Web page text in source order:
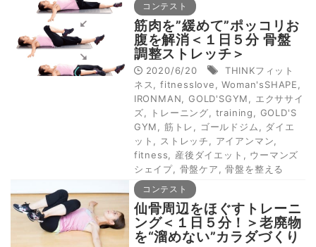
コンテスト
筋肉を”緩めて”ポッコリお
腹を解消＜１日５分 骨盤
調整ストレッチ＞
2020/6/20
THINKフィット
ネス
fitnesslove ,Woman'sSHAPE
IRONMAN
GOLD'SGYM
エクササイ
ズ
トレーニング training
GOLD'S
GYM
筋トレ ゴールドジム
ダイエ
ット
ストレッチ アイアンマン
fitness
産後ダイエット
ウーマンズ
シェイプ, 骨盤ケア ,骨盤を整える
コンテスト
仙骨周辺をほぐすトレーニ
ング＜１日５分！＞老廃物
を“溜めない”カラダづくり